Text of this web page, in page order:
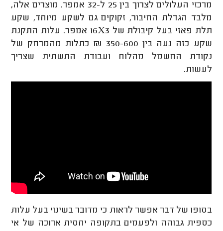
מרכזי העלולים לצרוך בין 25 ל-32 אמפר. מוצרים אלה,
מלבד הגדלת החיבור, זקוקים גם לשקע מיוחד, שקע
תלת פאזי בעל קיבולת של 16X3 אמפר. עלות התקנת
שקע כזה נעה בין 350-600 ₪ כתלות מהמרחק של
נקודת החשמל מהלוח ועבודת התשתית שצריך
לעשות.
בסופו של דבר אפשר לראות כי מדובר בשינוי בעל עלות
כספית גבוהה ולפעמים בתקופה יחסית ארוכה של אי